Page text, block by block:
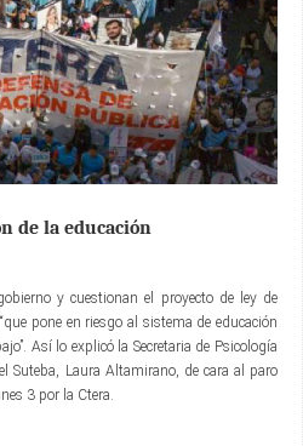
de la educación
y cuestionan el proyecto de ley de
pone en riesgo al sistema de educación
Así lo explicó la Secretaria de Psicología
Suteba, Laura Altamirano, de cara al paro
3 por la Ctera.